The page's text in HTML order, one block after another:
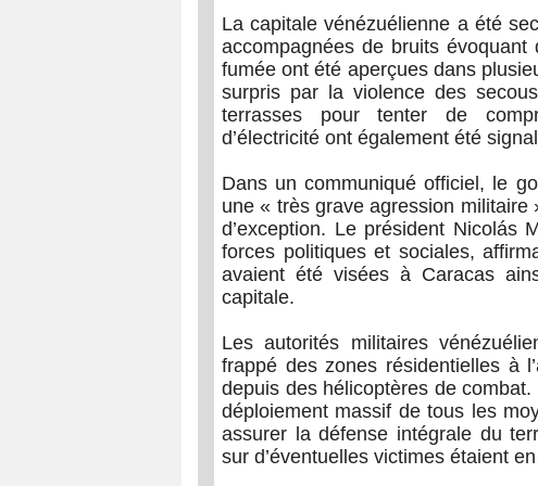
La capitale vénézuélienne a été
accompagnées de bruits
fumée ont été aperçues dans
surpris par la violence des
terrasses pour tenter de
d’électricité ont également été
Dans un communiqué officiel, le
une « très grave agression militaire
d’exception. Le président Nicolás
forces politiques et sociales,
avaient été visées à Caracas
capitale.
Les autorités militaires
frappé des zones résidentielles à
depuis des hélicoptères de
déploiement massif de tous les
assurer la défense intégrale du
sur d’éventuelles victimes étaient